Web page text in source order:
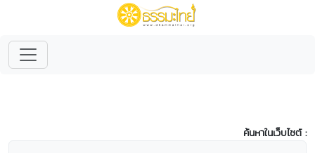
ค้นหาในเว็บไซต์ :